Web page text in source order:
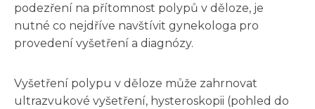
podezření na přítomnost polypů v děloze, je
nutné co nejdříve navštívit gynekologa pro
provedení vyšetření a diagnózy.
Vyšetření polypu v děloze může zahrnovat
ultrazvukové vyšetření, hysteroskopii (pohled do